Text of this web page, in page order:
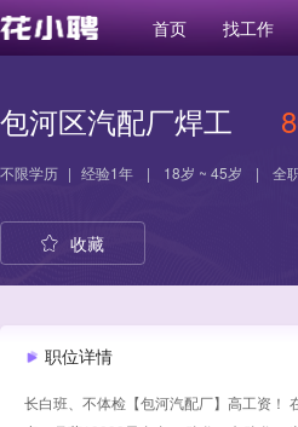
首页 找工作
包河区汽配厂焊工
不限学历 | 经验1年 | 18岁 ~ 45岁 | 全
收藏
职位详情
长白班、不体检【包河汽配厂】高工资！